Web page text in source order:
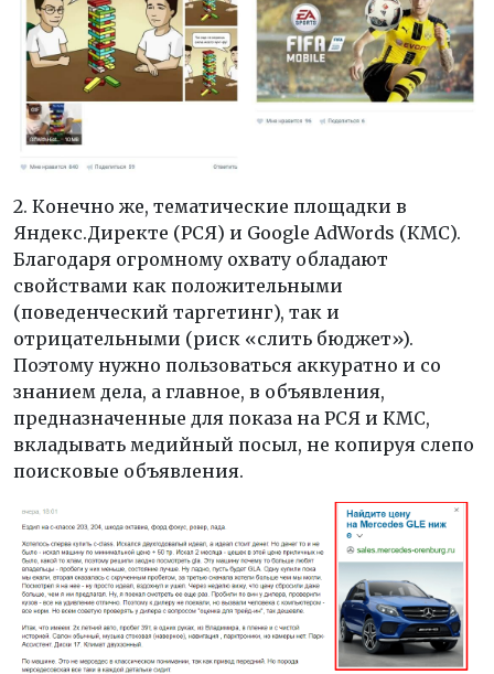
2. Конечно же, тематические площадки в
Яндекс.Директе (РСЯ) и Google AdWords (КМС).
Благодаря огромному охвату обладают
свойствами как положительными
(поведенческий таргетинг), так и
отрицательными (риск «слить бюджет»).
Поэтому нужно пользоваться аккуратно и со
знанием дела, а главное, в объявления,
предназначенные для показа на РСЯ и КМС,
вкладывать медийный посыл, не копируя слепо
поисковые объявления.